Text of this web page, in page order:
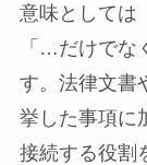
意味としては
「…だけでな
す。法律文書
挙した事項に
接続する役割